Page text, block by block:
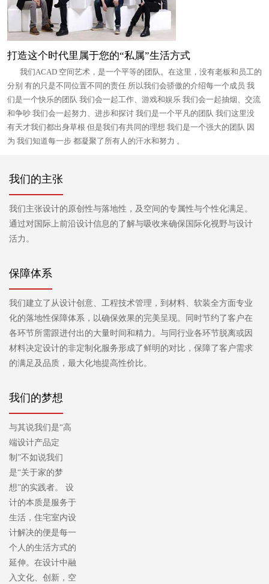
打造这个时代里属于您的“私属”生活方式
我们ACAD 空间艺术，是一个平等的团队。在这里，没有老板和员工的
分别 有的只是不同位置不同的责任 所以我们会骄傲的介绍每一个成员 我
们是一个快乐的团队 我们会一起工作、游戏和娱乐 我们会一起抽烟、交流
和争吵 我们会一起努力、进步和探讨 我们是一个平凡的团队 我们这里没
有天才我们都出身草根 但是我们有共同的理想 我们是一个强大的团队 因
为 我们知道每一步 都凝聚了所有人的汗水和努力 。
我们的主张
我们主张设计的原创性与落地性，及空间的专属性与个性化满足。
通过对国际上前沿设计信息的了解与吸收来确保国际化视野与设计
活力。
保障体系
我们建立了从设计创意、工程技术管理，到材料、软装全方面专业
化的落地性保障体系，以确保效果的完美呈现。同时节约了客户在
各环节所需跟进付出的大量时间和精力。与同行业各环节脱离或因
材料决定设计的非定制化服务形成了鲜明的对比，保障了客户需求
的满足及品质，最大化地提高性价比。
我们的梦想
与其说我们是“高
端设计产品定
制”不如说我们
是“关于家的梦
想”的实践者。 设
计的本质是服务于
生活，住宅室内设
计解决的便是每一
个人的生活方式的
延伸。在设计中融
入文化、创新，空